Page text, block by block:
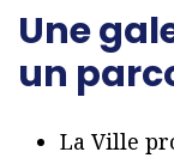
Une
un
La Ville